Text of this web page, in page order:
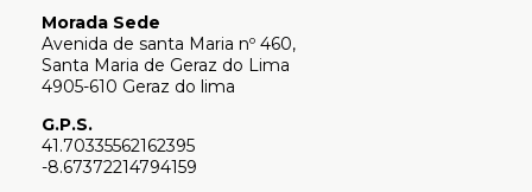
Morada Sede
Avenida de santa Maria nº 460,
Santa Maria de Geraz do Lima
4905-610 Geraz do lima
G.P.S.
41.70335562162395
-8.67372214794159